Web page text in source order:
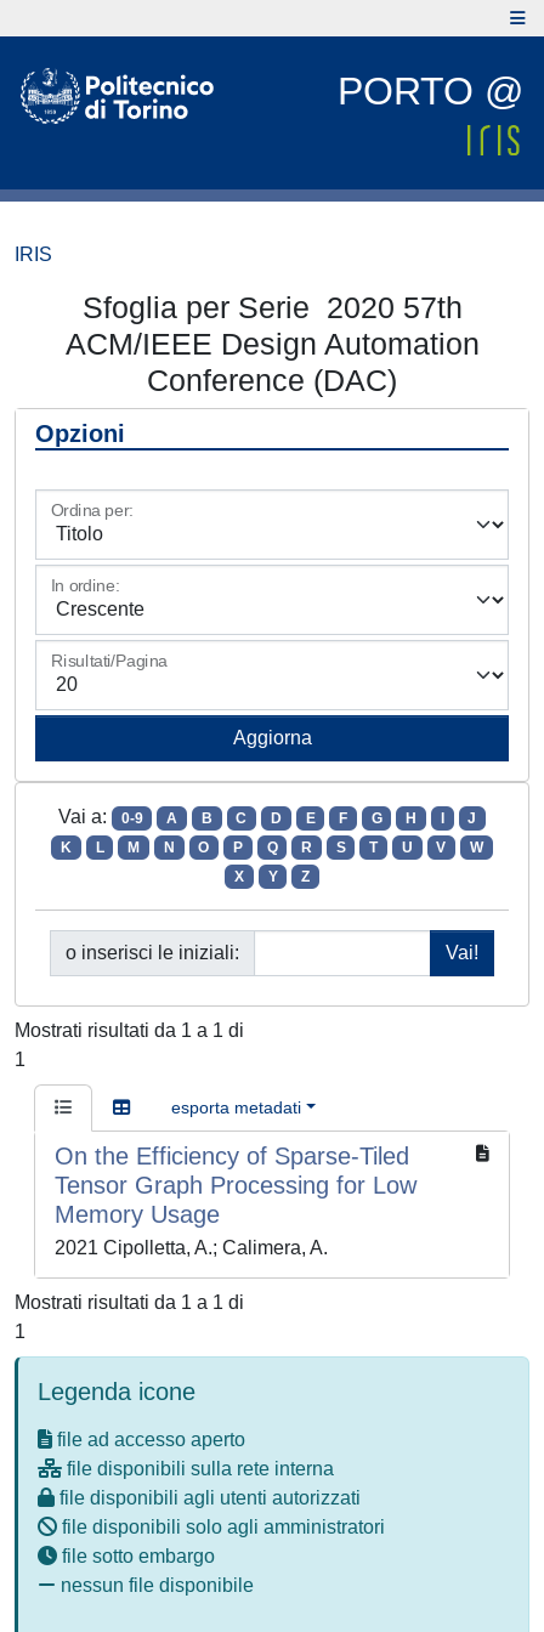
PORTO @
IRIS
Sfoglia per Serie 2020 57th
ACM/IEEE Design Automation
Conference (DAC)
Opzioni
Ordina per:
In ordine:
Risultati/Pagina
Vai a: 0-9 A B C D E F G H
J
K
L M N O P Q R S T U V
W
X
Y Z
o inserisci le iniziali:
Mostrati risultati da 1 a 1 di
1
esporta metadati
On the Efficiency of Sparse-Tiled
Tensor Graph Processing for Low
Memory Usage
2021 Cipolletta, A.; Calimera, A.
Mostrati risultati da 1 a 1 di
1
Legenda icone
file ad accesso aperto
file disponibili sulla rete interna
file disponibili agli utenti autorizzati
file disponibili solo agli amministratori
file sotto embargo
nessun file disponibile